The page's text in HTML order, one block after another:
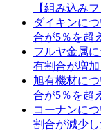
【組み込み
ダイキンに
合が5％を超
フルヤ金属
有割合が増
旭有機材に
合が5％を超
コーナンに
割合が減少